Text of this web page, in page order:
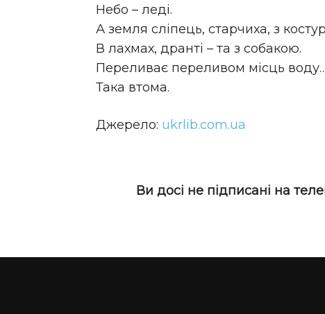
Небо – леді.
А земля сліпець, старчиха, з
В лахмах, дранті – та з собакою.
Переливає переливом місць
Така втома.
Джерело: ukrlib.com.ua
Ви досі не підписані на